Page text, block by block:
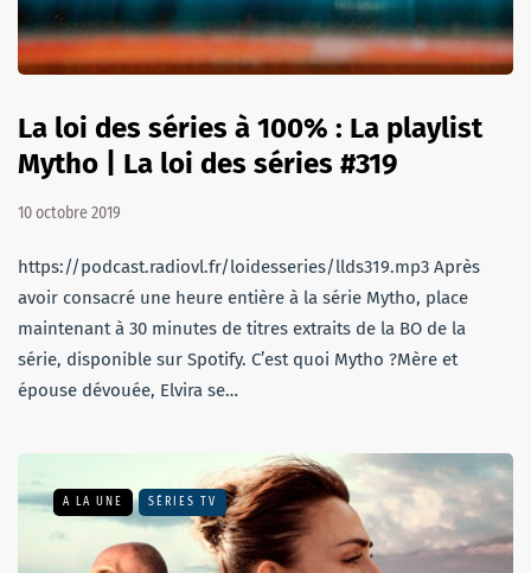
La loi des séries à 100% : La playlist
Mytho | La loi des séries #319
10 octobre 2019
https://podcast.radiovl.fr/loidesseries/llds319.mp3 Après
avoir consacré une heure entière à la série Mytho, place
maintenant à 30 minutes de titres extraits de la BO de la
série, disponible sur Spotify. C’est quoi Mytho ?Mère et
épouse dévouée, Elvira se…
A LA UNE SÉRIES TV